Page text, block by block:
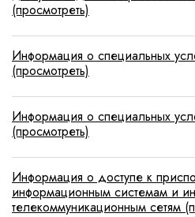
(просмотреть)
Информация о специальных
(просмотреть)
Информация о специальных
(просмотреть)
Информация о доступе к
информационным системам и
телекоммуникационным сетям